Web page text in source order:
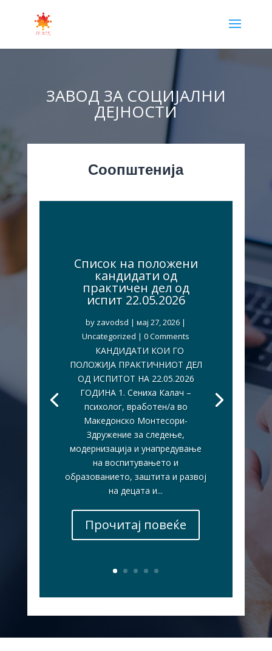
ЗАВОД ЗА СОЦИЈАЛНИ
ДЕЈНОСТИ
Соопштенија
Список на положени
кандидати од
практичен дел од
испит 22.05.2026
by zavodsd |мај 27, 2026 |
Uncategorized | 0 Comments
КАНДИДАТИ КОИ ГО
ПОЛОЖИЈА ПРАКТИЧНИОТ ДЕЛ
ОД ИСПИТОТ НА 22.05.2026
ГОДИНА 1. Сениха Калач –
психолог, вработен/а во
Македонско Монтесори-
Здружение за следење,
модернизација и унапредување
на воспитувањето и
образованието, заштита и развој
на децата и...
Прочитај повеќе